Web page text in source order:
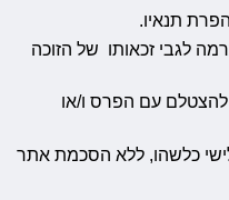
תנאיו.
לגבי זכאותו של הזוכה
להצטלם עם הפרס ו/או
כלשהו, ללא הסכמת אתר